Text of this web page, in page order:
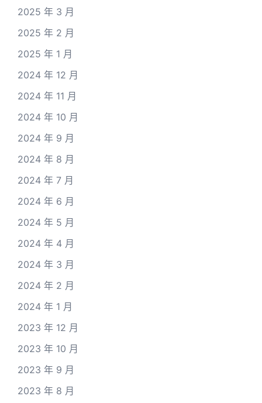
2025 年 3 月
2025 年 2 月
2025 年 1 月
2024 年 12 月
2024 年 11 月
2024 年 10 月
2024 年 9 月
2024 年 8 月
2024 年 7 月
2024 年 6 月
2024 年 5 月
2024 年 4 月
2024 年 3 月
2024 年 2 月
2024 年 1 月
2023 年 12 月
2023 年 10 月
2023 年 9 月
2023 年 8 月